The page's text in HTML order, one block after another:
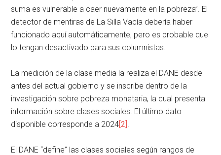
suma es vulnerable a caer nuevamente en la pobreza”. El
detector de mentiras de La Silla Vacía debería haber
funcionado aquí automáticamente, pero es probable que
lo tengan desactivado para sus columnistas.
La medición de la clase media la realiza el DANE desde
antes del actual gobierno y se inscribe dentro de la
investigación sobre pobreza monetaria, la cual presenta
información sobre clases sociales. El último dato
disponible corresponde a 2024[2]
El DANE “define” las clases sociales según rangos de